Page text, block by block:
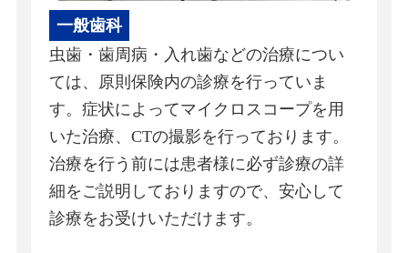
一般歯科
虫歯・歯周病・入れ歯などの治療につい
ては、原則保険内の診療を行っていま
す。症状によってマイクロスコープを用
いた治療、CTの撮影を行っております。
治療を行う前には患者様に必ず診療の詳
細をご説明しておりますので、安心して
診療をお受けいただけます。